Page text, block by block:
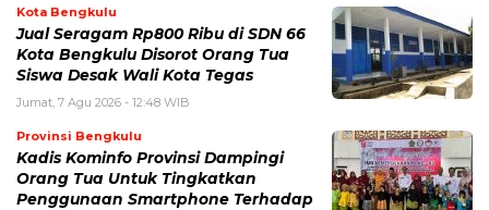
Kota Bengkulu
Jual Seragam Rp800 Ribu di SDN 66
Kota Bengkulu Disorot Orang Tua
Siswa Desak Wali Kota Tegas
Jumat, 7 Agu 2026 - 12:48 WIB
Provinsi Bengkulu
Kadis Kominfo Provinsi Dampingi
Orang Tua Untuk Tingkatkan
Penggunaan Smartphone Terhadap